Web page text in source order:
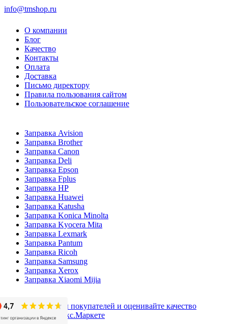
info@tmshop.ru
О компании
Блог
Качество
Контакты
Оплата
Доставка
Письмо директору
Правила пользования сайтом
Пользовательское соглашение
Заправка Avision
Заправка Brother
Заправка Canon
Заправка Deli
Заправка Epson
Заправка Fplus
Заправка HP
Заправка Huawei
Заправка Katusha
Заправка Konica Minolta
Заправка Kyocera Mita
Заправка Lexmark
Заправка Pantum
Заправка Ricoh
Заправка Samsung
Заправка Xerox
Заправка Xiaomi Mijia